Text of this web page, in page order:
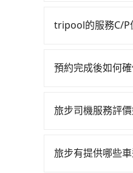
可以比坐車快6分
100~2,000元不等
車行營業時間做
到車，也可考慮
中市有些計程車
tripool的服務C/P
的台灣大車隊、
數乘客出行的最佳
預約完成後如何
提供司機的姓名
旅步司機服務評價
程更加順暢和舒適
旅步有提供哪些